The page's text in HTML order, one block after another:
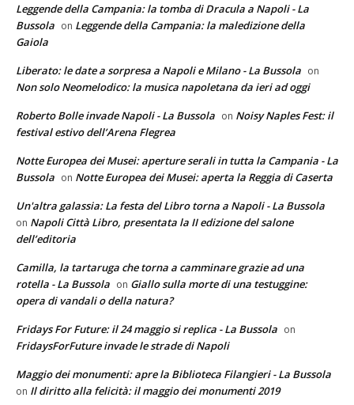
Leggende della Campania: la tomba di Dracula a Napoli - La
Bussola on Leggende della Campania: la maledizione della
Gaiola
Liberato: le date a sorpresa a Napoli e Milano - La Bussola on
Non solo Neomelodico: la musica napoletana da ieri ad oggi
Roberto Bolle invade Napoli - La Bussola on Noisy Naples Fest: il
festival estivo dell’Arena Flegrea
Notte Europea dei Musei: aperture serali in tutta la Campania - La
Bussola on Notte Europea dei Musei: aperta la Reggia di Caserta
Un'altra galassia: La festa del Libro torna a Napoli - La Bussola
on Napoli Città Libro, presentata la II edizione del salone
dell’editoria
Camilla, la tartaruga che torna a camminare grazie ad una
rotella - La Bussola on Giallo sulla morte di una testuggine:
opera di vandali o della natura?
Fridays For Future: il 24 maggio si replica - La Bussola on
FridaysForFuture invade le strade di Napoli
Maggio dei monumenti: apre la Biblioteca Filangieri - La Bussola
on Il diritto alla felicità: il maggio dei monumenti 2019